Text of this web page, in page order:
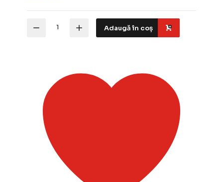
Tamiya
0.5mmx2m
12675
Adaugă în coș